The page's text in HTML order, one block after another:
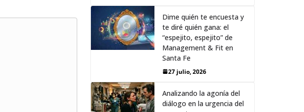
Dime quién te encuesta y
te diré quién gana: el
“espejito, espejito” de
Management & Fit en
Santa Fe
27 julio, 2026
Analizando la agonía del
diálogo en la urgencia del